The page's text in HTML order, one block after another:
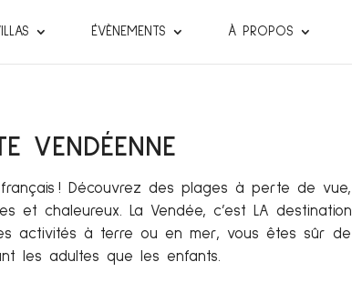
ÉVÈNEMENTS À PROPOS
VENDÉENNE
! Découvrez des plages à perte de vue,
chaleureux. La Vendée, c’est LA destination
activités à terre ou en mer, vous êtes sûr de
les adultes que les enfants.